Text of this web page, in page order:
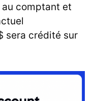
comptant et
sera crédité sur